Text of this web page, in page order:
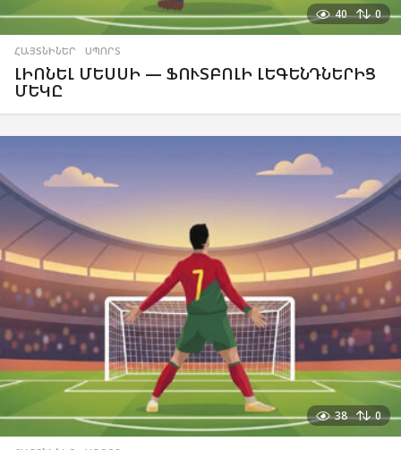
40 0
ՀԱՅՏՆԻՆԵՐ ,ՍՊՈՐՏ
ԼԻՈՆԵԼ ՄԵՍՍԻ — ՖՈՒՏԲՈԼԻ ԼԵԳԵՆԴՆԵՐԻՑ
ՄԵԿԸ
38 0